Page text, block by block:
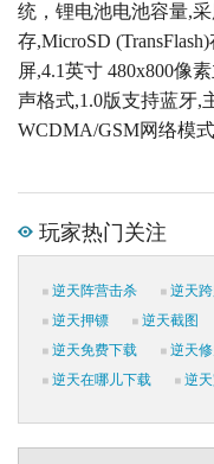
统，锂电池电池容量,
存,MicroSD
屏,4.1英寸 480x800像
声格式,1.0版支持蓝牙,
WCDMA/GSM网络模式
玩家热门关注
逆天阵营击杀 逆天
逆天押镖
逆天截图
逆天免费下载
逆天
逆天在哪儿下载
逆